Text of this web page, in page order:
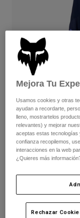
Pantalones
Pantalones
Protecciones
Gafas de
Calcetines
Accesorios
Recambios
Pantalones
Guantes
Chaquetas
Protecciones
Gafas de
Calcetines
Mochilas y
Recambios
Ver todo
Mujer
Sudaderas
Chaquetas
Pantalones
Camisas
Gafas de Protección
Calcetines
Ver todo
Cascos
Camisetas
Pantalones
Botas
Protecciones
Guantes
Flexair
Completa el setcon la
Disponible en 2 colores:
Mejora Tu
Usamos cookies y otras
ayudan a recordarte,
lleno, mostrartelos
relevantes) y mejorar
aceptas estas
confianza recopilemos,
interacciones en la web
¿Quieres más
Rechazar